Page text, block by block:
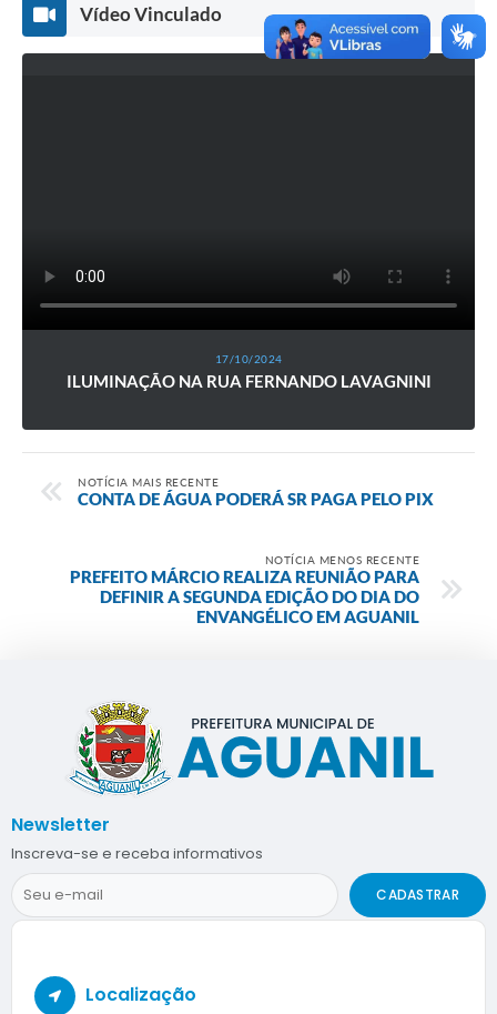
Vídeo Vinculado
17/10/2024
ILUMINAÇÃO NA RUA FERNANDO LAVAGNINI
NOTÍCIA MAIS RECENTE
CONTA DE ÁGUA PODERÁ SR PAGA PELO PIX
NOTÍCIA MENOS RECENTE
PREFEITO MÁRCIO REALIZA REUNIÃO PARA
DEFINIR A SEGUNDA EDIÇÃO DO DIA DO
ENVANGÉLICO EM AGUANIL
Localização
Newsletter
Inscreva-se e receba informativos
CADASTRAR